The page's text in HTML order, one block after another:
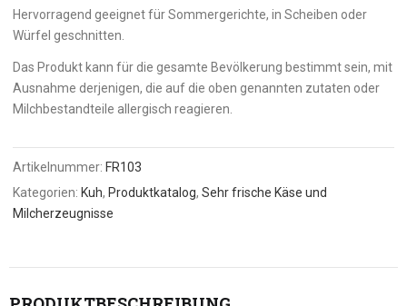
Hervorragend geeignet für Sommergerichte, in Scheiben oder
Würfel geschnitten.
Das Produkt kann für die gesamte Bevölkerung bestimmt sein, mit
Ausnahme derjenigen, die auf die oben genannten zutaten oder
Milchbestandteile allergisch reagieren.
Artikelnummer: FR103
Kategorien: Kuh, Produktkatalog,Sehr frische Käse und
Milcherzeugnisse